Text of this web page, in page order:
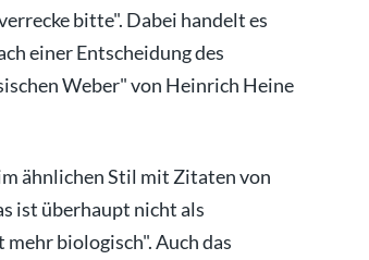
bitte". Dabei handelt es
einer Entscheidung des
Weber" von Heinrich Heine
ähnlichen Stil mit Zitaten von
ist überhaupt nicht als
biologisch". Auch das